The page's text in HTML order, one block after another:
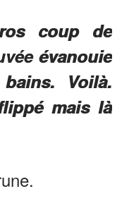
coup de
évanouie
Voilà.
mais là